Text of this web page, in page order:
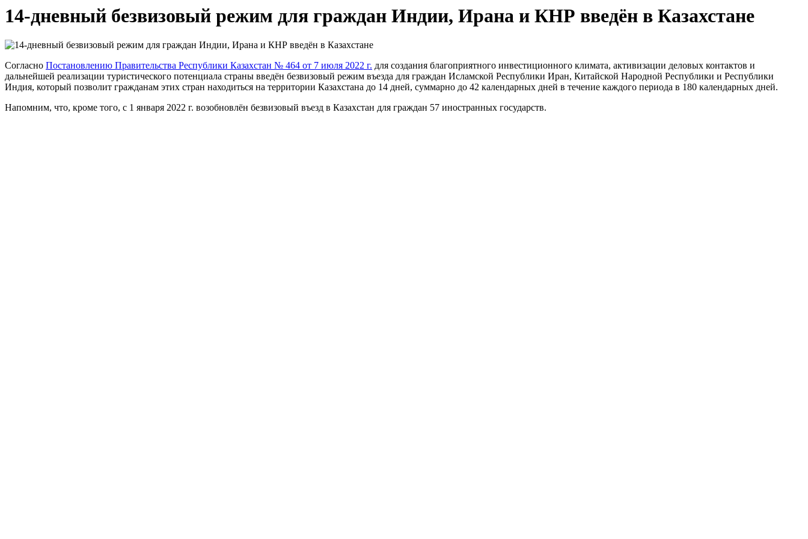
14-дневный безвизовый режим для граждан Индии, Ирана и КНР введён в Казахстане
Согласно Постановлению Правительства Республики Казахстан № 464 от 7 июля 2022 г. для создания благоприятного инвестиционного климата, активизации деловых контактов и
дальнейшей реализации туристического потенциала страны введён безвизовый режим въезда для граждан Исламской Республики Иран, Китайской Народной Республики и Республики
Индия, который позволит гражданам этих стран находиться на территории Казахстана до 14 дней, суммарно до 42 календарных дней в течение каждого периода в 180 календарных дней.
Напомним, что, кроме того, с 1 января 2022 г. возобновлён безвизовый въезд в Казахстан для граждан 57 иностранных государств.